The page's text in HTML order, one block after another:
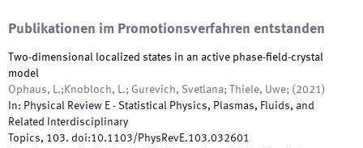
Publikationen im Promotionsverfahren entstanden
Two-dimensional localized states in an active phase-field-crystal
model
Ophaus, L.;Knobloch, L.; Gurevich, Svetlana; Thiele, Uwe; ( 2021)
In: Physical Review E - Statistical Physics, Plasmas, Fluids, and
Related Interdisciplinary
Topics, 103. doi:10.1103/PhysRevE.103.032601